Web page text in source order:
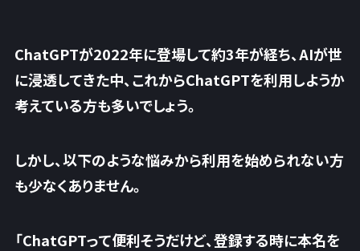
ChatGPTが2022年に登場して約3年が経ち、AIが世
に浸透してきた中、これからChatGPTを利用しようか
考えている方も多いでしょう。
しかし、以下のような悩みから利用を始められない方
も少なくありません。
「ChatGPTって便利そうだけど、登録する時に本名を